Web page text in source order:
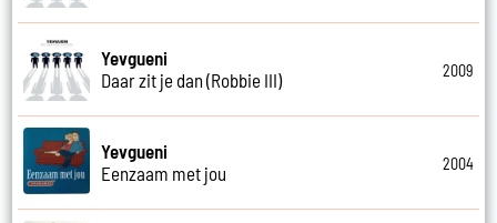
Yevgueni
Daar zit je dan (Robbie III)
2009
Yevgueni
Eenzaam met jou
2004